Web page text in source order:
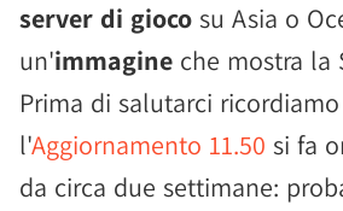
server di gioco su Asia o
un'immagine che mostra la
Prima di salutarci
l'Aggiornamento 11.50 si fa
da circa due settimane: